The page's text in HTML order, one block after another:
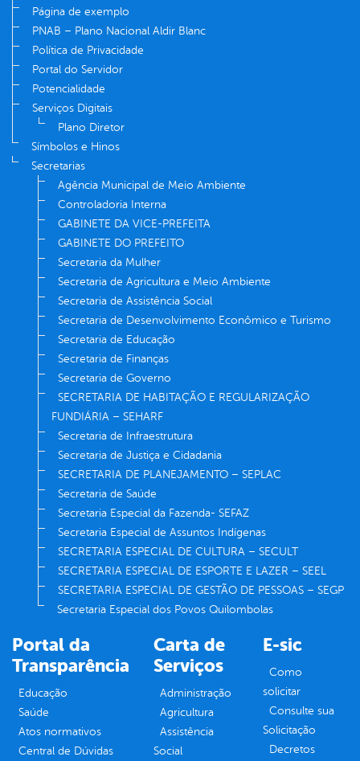
Página de exemplo
PNAB – Plano Nacional Aldir Blanc
Política de Privacidade
Portal do Servidor
Potencialidade
Serviços Digitais
Plano Diretor
Símbolos e Hinos
Secretarias
Agência Municipal de Meio Ambiente
Controladoria Interna
GABINETE DA VICE-PREFEITA
GABINETE DO PREFEITO
Secretaria da Mulher
Secretaria de Agricultura e Meio Ambiente
Secretaria de Assistência Social
Secretaria de Desenvolvimento Econômico e Turismo
Secretaria de Educação
Secretaria de Finanças
Secretaria de Governo
SECRETARIA DE HABITAÇÃO E REGULARIZAÇÃO
FUNDIÁRIA – SEHARF
Secretaria de Infraestrutura
Secretaria de Justiça e Cidadania
SECRETARIA DE PLANEJAMENTO – SEPLAC
Secretaria de Saúde
Secretaria Especial da Fazenda- SEFAZ
Secretaria Especial de Assuntos Indígenas
SECRETARIA ESPECIAL DE CULTURA – SECULT
SECRETARIA ESPECIAL DE ESPORTE E LAZER – SEEL
SECRETARIA ESPECIAL DE GESTÃO DE PESSOAS – SEGP
Secretaria Especial dos Povos Quilombolas
Portal da
Transparência
Educação
Saúde
Atos normativos
Central de Dúvidas
Carta de
Serviços
Administração
Agricultura
Assistência
Social
E-sic
Como
solicitar
Consulte sua
Solicitação
Decretos